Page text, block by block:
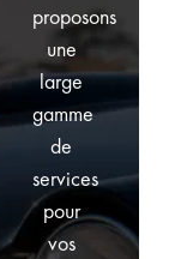
proposons
une
large
gamme
de
services
pour
vos